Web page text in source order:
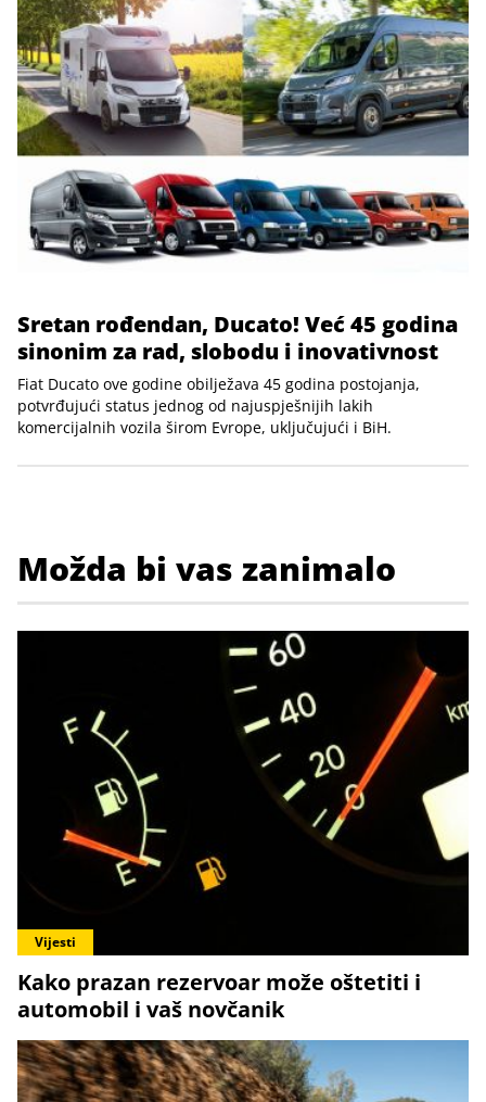
Sretan rođendan, Ducato! Već 45 godina
sinonim za rad, slobodu i inovativnost
Fiat Ducato ove godine obilježava 45 godina postojanja,
potvrđujući status jednog od najuspješnijih lakih
komercijalnih vozila širom Evrope, uključujući i BiH.
Možda bi vas zanimalo
Vijesti
Kako prazan rezervoar može oštetiti i
automobil i vaš novčanik